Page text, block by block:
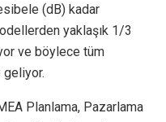
(dB) kadar
yaklaşık 1/3
ve böylece tüm
geliyor.
Planlama, Pazarlama